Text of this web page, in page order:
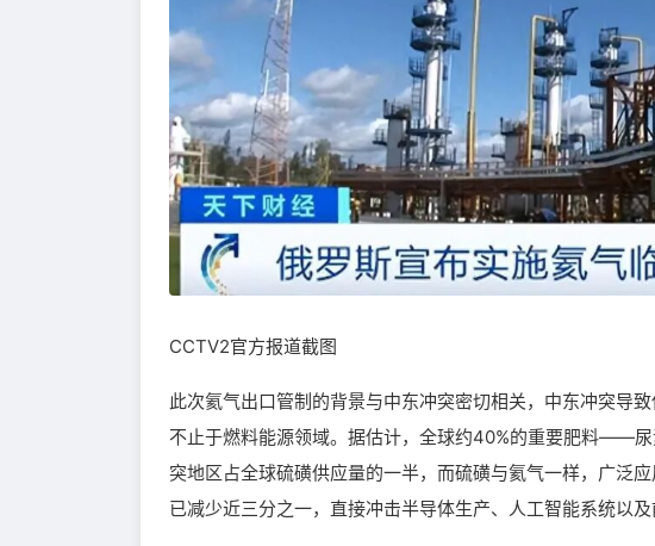
CCTV2官方报道截图
此次氦气出口管制的背景与中东冲突密切相关，中东冲突导
不止于燃料能源领域。据估计，全球约40%的重要肥料——
突地区占全球硫磺供应量的一半，而硫磺与氦气一样，广泛
已减少近三分之一，直接冲击半导体生产、人工智能系统以及